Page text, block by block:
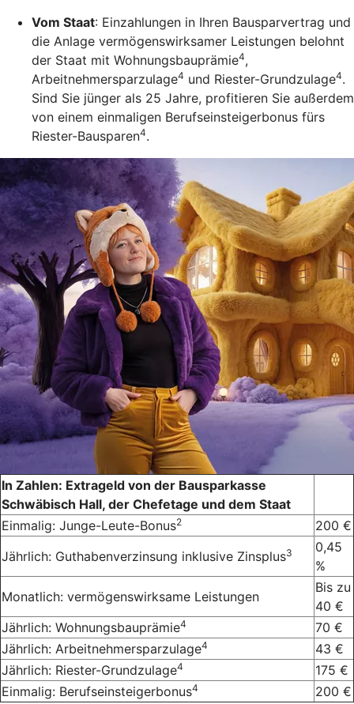
Vom Staat: Einzahlungen in Ihren Bausparvertrag und
die Anlage vermögenswirksamer Leistungen belohnt
der Staat mit Wohnungsbauprämie4,
Arbeitnehmersparzulage4 und Riester-Grundzulage4.
Sind Sie jünger als 25 Jahre, profitieren Sie außerdem
von einem einmaligen Berufseinsteigerbonus fürs
Riester-Bausparen4.
In Zahlen: Extrageld von der Bausparkasse
Schwäbisch Hall, der Chefetage und dem Staat
Einmalig: Junge-Leute-Bonus2
200 €
Jährlich: Guthabenverzinsung inklusive Zinsplus3
0,45
%
Monatlich: vermögenswirksame Leistungen
Bis zu
40 €
Jährlich: Wohnungsbauprämie4
70 €
Jährlich: Arbeitnehmersparzulage4
43 €
Jährlich: Riester-Grundzulage4
175 €
Einmalig: Berufseinsteigerbonus4 200 €